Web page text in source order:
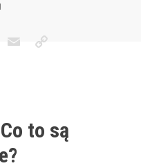
EmailCopy
to są